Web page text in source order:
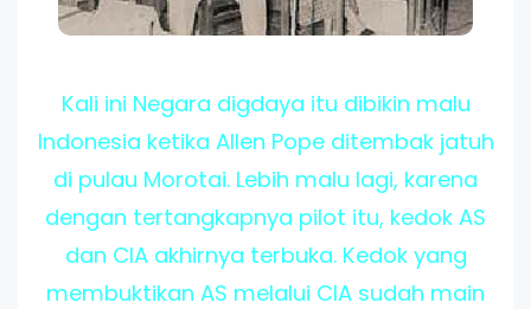
Kali ini Negara digdaya itu dibikin malu
Indonesia ketika Allen Pope ditembak jatuh
di pulau Morotai. Lebih malu lagi, karena
dengan tertangkapnya pilot itu, kedok AS
dan CIA akhirnya terbuka. Kedok yang
membuktikan AS melalui CIA sudah main